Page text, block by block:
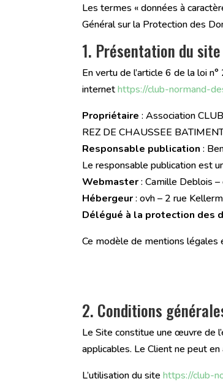
Les termes « données à
Général sur la Protection des
1. Présentation du
En vertu de l’article 6 de la loi
internet https://club-normand-
Propriétaire : Association
REZ DE CHAUSSEE
Responsable publication :
Le responsable publication est
Webmaster : Camille Deblois
Hébergeur : ovh – 2 rue
Délégué à la protection des
Ce modèle de mentions légales
2. Conditions
Le Site constitue une œuvre de
applicables. Le Client ne peut
L’utilisation du site https://club-